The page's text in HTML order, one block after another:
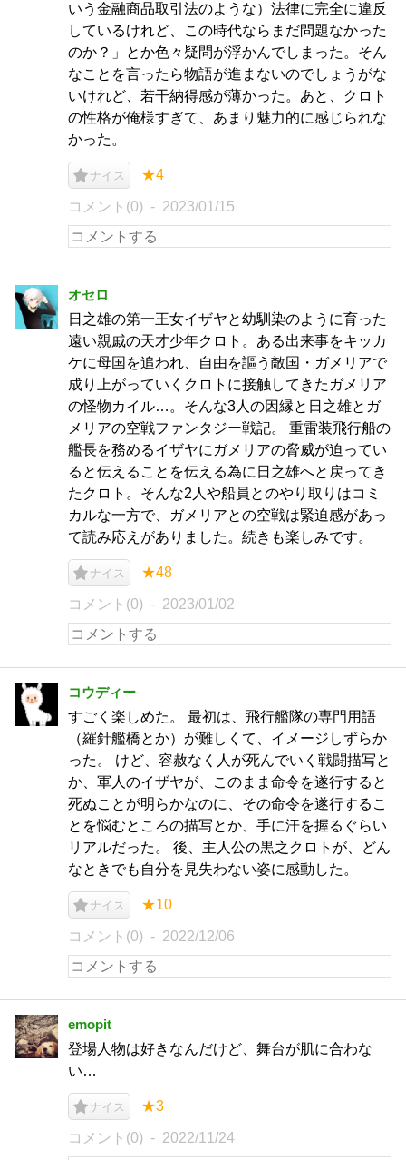
いう金融商品取引法のような）法律に完全に違反
しているけれど、この時代ならまだ問題なかった
のか？」とか色々疑問が浮かんでしまった。そん
なことを言ったら物語が進まないのでしょうがな
いけれど、若干納得感が薄かった。あと、クロト
の性格が俺様すぎて、あまり魅力的に感じられな
かった。
ナイス ★4
コメント(0) 2023/01/15
オセロ
日之雄の第一王女イザヤと幼馴染のように育った
遠い親戚の天才少年クロト。ある出来事をキッカ
ケに母国を追われ、自由を謳う敵国・ガメリアで
成り上がっていくクロトに接触してきたガメリア
の怪物カイル…。そんな3人の因縁と日之雄とガ
メリアの空戦ファンタジー戦記。 重雷装飛行船の
艦長を務めるイザヤにガメリアの脅威が迫ってい
ると伝えることを伝える為に日之雄へと戻ってき
たクロト。そんな2人や船員とのやり取りはコミ
カルな一方で、ガメリアとの空戦は緊迫感があっ
て読み応えがありました。続きも楽しみです。
ナイス ★48
コメント(0) 2023/01/02
コウディー
すごく楽しめた。 最初は、飛行艦隊の専門用語
（羅針艦橋とか）が難しくて、イメージしずらか
った。 けど、容赦なく人が死んでいく戦闘描写と
か、軍人のイザヤが、このまま命令を遂行すると
死ぬことが明らかなのに、その命令を遂行するこ
とを悩むところの描写とか、手に汗を握るぐらい
リアルだった。 後、主人公の黒之クロトが、どん
なときでも自分を見失わない姿に感動した。
ナイス ★10
コメント(0) 2022/12/06
emopit
登場人物は好きなんだけど、舞台が肌に合わな
い…
ナイス ★3
コメント(0) 2022/11/24